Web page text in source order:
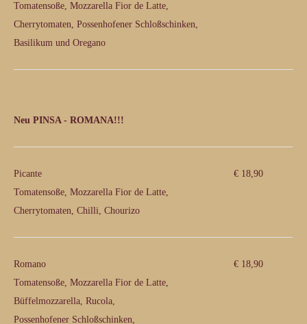
Tomatensoße, Mozzarella Fior de Latte,
Cherrytomaten, Possenhofener Schloßschinken,
Basilikum und Oregano
Neu PINSA - ROMANA!!!
Picante
Tomatensoße, Mozzarella Fior de Latte,
Cherrytomaten, Chilli, Chourizo
€ 18,90
Romano
Tomatensoße, Mozzarella Fior de Latte,
Büffelmozzarella, Rucola,
Possenhofener Schloßschinken,
€ 18,90